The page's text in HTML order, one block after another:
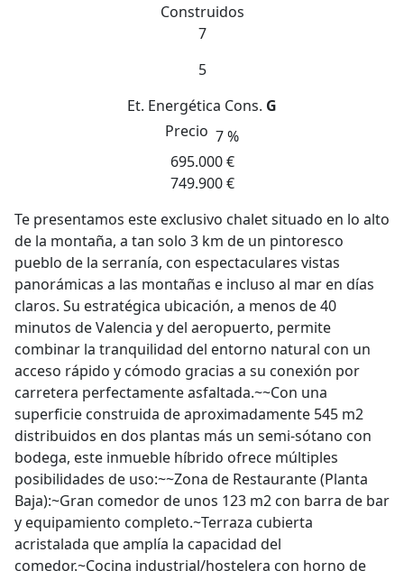
Construidos
7
5
Et. Energética Cons. G
Precio 7 %
695.000 €
749.900 €
Te presentamos este exclusivo chalet situado en lo alto
de la montaña, a tan solo 3 km de un pintoresco
pueblo de la serranía, con espectaculares vistas
panorámicas a las montañas e incluso al mar en días
claros. Su estratégica ubicación, a menos de 40
minutos de Valencia y del aeropuerto, permite
combinar la tranquilidad del entorno natural con un
acceso rápido y cómodo gracias a su conexión por
carretera perfectamente asfaltada.~~Con una
superficie construida de aproximadamente 545 m2
distribuidos en dos plantas más un semi-sótano con
bodega, este inmueble híbrido ofrece múltiples
posibilidades de uso:~~Zona de Restaurante (Planta
Baja):~Gran comedor de unos 123 m2 con barra de bar
y equipamiento completo.~Terraza cubierta
acristalada que amplía la capacidad del
comedor.~Cocina industrial/hostelera con horno de